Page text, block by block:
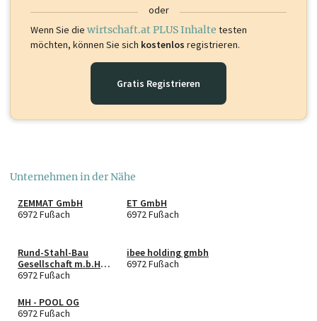
oder
Wenn Sie die wirtschaft.at PLUS Inhalte testen
möchten, können Sie sich kostenlos registrieren.
Gratis Registrieren
Unternehmen in der Nähe
ZEMMAT GmbH
6972 Fußach
ET GmbH
6972 Fußach
Rund-Stahl-Bau
Gesellschaft m.b.H.
& Co. KG.
6972 Fußach
ibee holding gmbh
6972 Fußach
MH - POOL OG
6972 Fußach